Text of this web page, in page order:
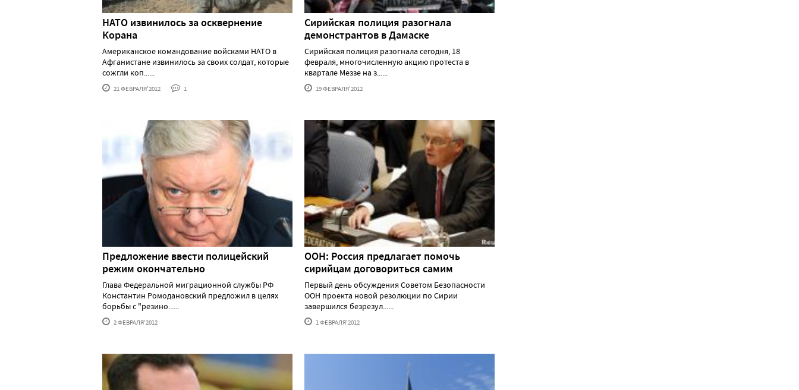
НАТО извинилось за осквернение
Корана
Американское командование войсками НАТО в
Афганистане извинилось за своих солдат, которые
сожгли коп......
21 ФЕВРАЛЯ'2012 1
Сирийская полиция разогнала
демонстрантов в Дамаске
Сирийская полиция разогнала сегодня, 18
февраля, многочисленную акцию протеста в
квартале Меззе на з......
19 ФЕВРАЛЯ'2012
Предложение ввести полицейский
режим окончательно
Глава Федеральной миграционной службы РФ
Константин Ромодановский предложил в целях
борьбы с "резино......
2 ФЕВРАЛЯ'2012
ООН: Россия предлагает помочь
сирийцам договориться самим
Первый день обсуждения Советом Безопасности
ООН проекта новой резолюции по Сирии
завершился безрезул......
1 ФЕВРАЛЯ'2012